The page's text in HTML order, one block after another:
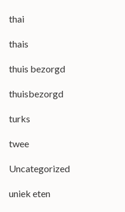
thai
thais
thuis bezorgd
thuisbezorgd
turks
twee
Uncategorized
uniek eten